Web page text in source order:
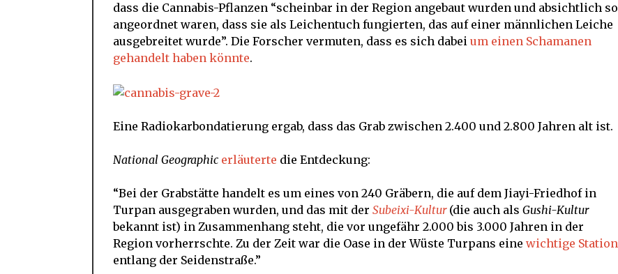
dass die Cannabis-Pflanzen “scheinbar in der Region angebaut wurden und absichtlich so
angeordnet waren, dass sie als Leichentuch fungierten, das auf einer männlichen Leiche
ausgebreitet wurde”. Die Forscher vermuten, dass es sich dabei um einen Schamanen
gehandelt haben könnte.
Eine Radiokarbondatierung ergab, dass das Grab zwischen 2.400 und 2.800 Jahren alt ist.
National Geographic erläuterte die Entdeckung:
“Bei der Grabstätte handelt es um eines von 240 Gräbern, die auf dem Jiayi-Friedhof in
Turpan ausgegraben wurden, und das mit der Subeixi-Kultur(die auch als Gushi-Kultur
bekannt ist) in Zusammenhang steht, die vor ungefähr 2.000 bis 3.000 Jahren in der
Region vorherrschte. Zu der Zeit war die Oase in der Wüste Turpans eine wichtige Station
entlang der Seidenstraße.”